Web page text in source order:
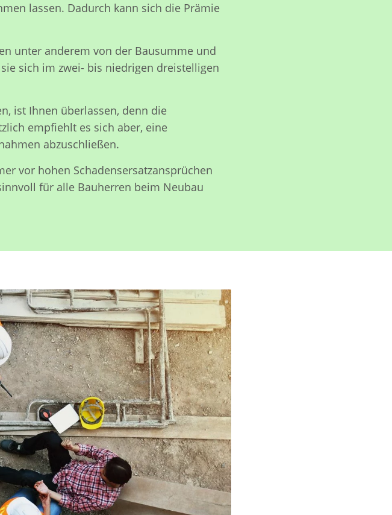
lassen. Dadurch kann sich die Prämie
unter anderem von der Bausumme und
sich im zwei- bis niedrigen dreistelligen
ist Ihnen überlassen, denn die
empfiehlt es sich aber, eine
abzuschließen.
vor hohen Schadensersatzansprüchen
für alle Bauherren beim Neubau